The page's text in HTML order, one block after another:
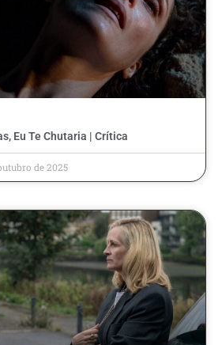
Eu Te Chutaria | Crítica
de 2025